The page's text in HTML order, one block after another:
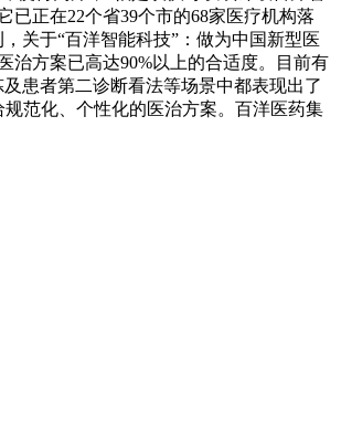
正在22个省39个市的68家医疗机构落
关于“百洋智能科技”：做为中国新型医
治方案已高达90%以上的合适度。目前有
患者第二诊断看法等场景中都表现出了
范化、个性化的医治方案。百洋医药集